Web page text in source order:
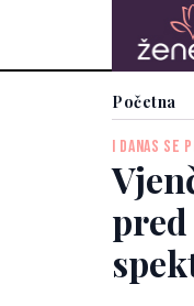
Početna
I DANAS SE